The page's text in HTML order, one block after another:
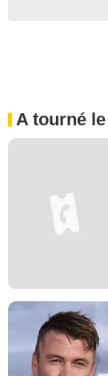
A tourné